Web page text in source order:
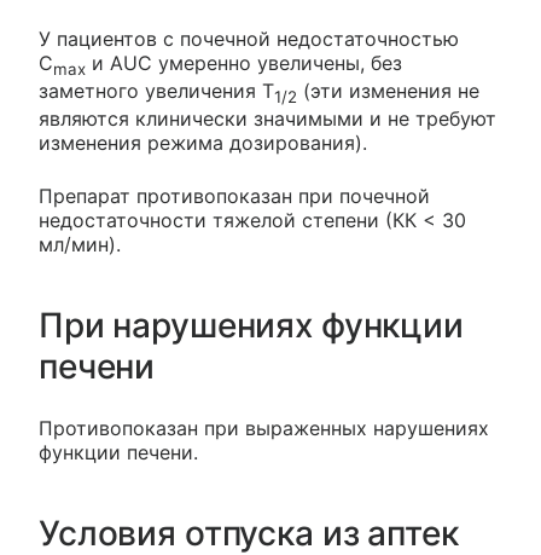
У пациентов с почечной недостаточностью
Cmax и AUC умеренно увеличены, без
заметного увеличения T1/2 (эти изменения не
являются клинически значимыми и не требуют
изменения режима дозирования).
Препарат противопоказан при почечной
недостаточности тяжелой степени (КК < 30
мл/мин).
При нарушениях функции
печени
Противопоказан при выраженных нарушениях
функции печени.
Условия отпуска из аптек